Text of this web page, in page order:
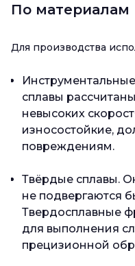
По материалам
Для производства
сплавы
невысоких
износостойкие,
повреждениям.
Твёрдые сплавы.
не подвергаются
Твердосплавные
для выполнения
прецизионной